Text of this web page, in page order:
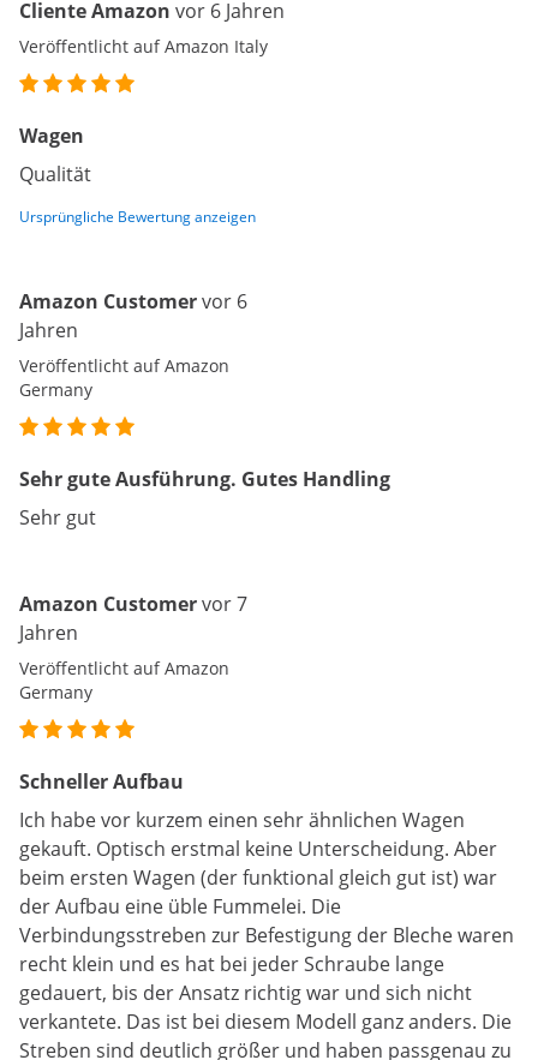
Cliente Amazon vor 6 Jahren
Veröffentlicht auf Amazon Italy
Wagen
Qualität
Ursprüngliche Bewertung anzeigen
Amazon Customervor 6
Jahren
Veröffentlicht auf Amazon
Germany
Sehr gute Ausführung. Gutes Handling
Sehr gut
Amazon Customervor 7
Jahren
Veröffentlicht auf Amazon
Germany
Schneller Aufbau
Ich habe vor kurzem einen sehr ähnlichen Wagen
gekauft. Optisch erstmal keine Unterscheidung. Aber
beim ersten Wagen (der funktional gleich gut ist) war
der Aufbau eine üble Fummelei. Die
Verbindungsstreben zur Befestigung der Bleche waren
recht klein und es hat bei jeder Schraube lange
gedauert, bis der Ansatz richtig war und sich nicht
verkantete. Das ist bei diesem Modell ganz anders. Die
Streben sind deutlich größer und haben passgenau zu